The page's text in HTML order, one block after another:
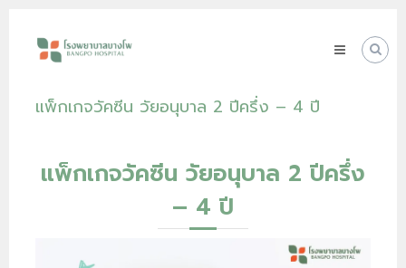
contentพยาบาล
choice
แพ็กเกจวัคซีน วัยอนุบาล 2 ปีครึ่ง – 4 ปี
แพ็กเกจวัคซีน วัยอนุบาล 2 ปีครึ่ง
– 4 ปี